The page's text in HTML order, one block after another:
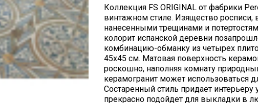
Коллекция FS ORIGINAL от фабрики
винтажном стиле. Изящество росписи,
нанесенными трещинами и
колорит испанской деревни
комбинацию-обманку из четырех
45х45 см. Матовая поверхность
роскошно, наполняя комнату
керамогранит может использоваться
Состаренный стиль придает
прекрасно подойдет для выкладки в